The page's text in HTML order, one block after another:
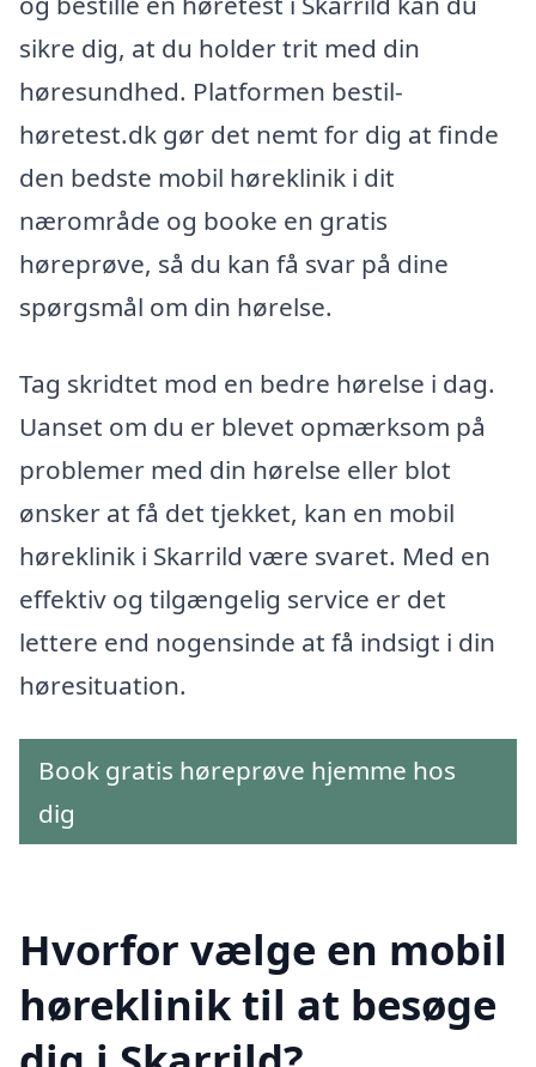
sikre dig, at du holder trit med din
høresundhed. Platformen bestil-
høretest.dk gør det nemt for dig at finde
den bedste mobil høreklinik i dit
nærområde og booke en gratis
høreprøve, så du kan få svar på dine
spørgsmål om din hørelse.
Tag skridtet mod en bedre hørelse i dag.
Uanset om du er blevet opmærksom på
problemer med din hørelse eller blot
ønsker at få det tjekket, kan en mobil
høreklinik i Skarrild være svaret. Med en
effektiv og tilgængelig service er det
lettere end nogensinde at få indsigt i din
høresituation.
Book gratis høreprøve hjemme hos
dig
Hvorfor vælge en mobil
høreklinik til at besøge